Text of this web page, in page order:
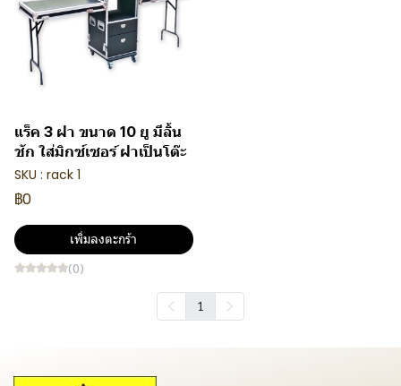
แร็ค 3 ฝา ขนาด 10 ยู มีลิ้น
ชัก ใส่มิกซ์เซอร์ ฝาเป็นโต๊ะ
SKU : rack 1
฿0
เพิ่มลงตะกร้า
(0)
1